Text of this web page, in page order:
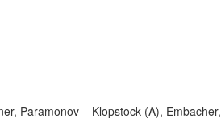
Paramonov – Klopstock (A), Embacher,